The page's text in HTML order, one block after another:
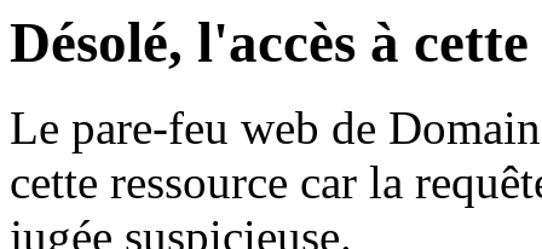
Désolé, l'accès à
Le pare-feu web de
cette ressource car la
jugée suspicieuse.